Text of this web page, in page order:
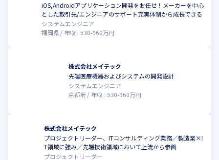
iOS,Androidアプリケーション開発をお任せ！メーカーを中心
とした取引先/エンジニアのサポート充実体制から成長できる
システムエンジニア
福岡県
年収 : 530-960万円
株式会社メイテック
先端医療機器およびシステムの開発設計
システムエンジニア
京都府
年収 : 530-960万円
株式会社メイテック
プロジェクトリーダー、ITコンサルティング業務／製造業×I
T領域に強み／先端技術領域において上流から参画
プロジェクトリーダー